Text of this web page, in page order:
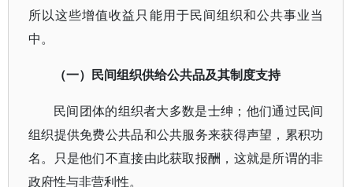
所以这些增值收益只能用于民间组织和公共事业当
中。
（一）民间组织供给公共品及其制度支持
民间团体的组织者大多数是士绅；他们通过民间
组织提供免费公共品和公共服务来获得声望，累积功
名。只是他们不直接由此获取报酬，这就是所谓的非
政府性与非营利性。